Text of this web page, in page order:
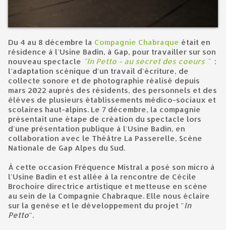
Du 4 au 8 décembre la Compagnie Chabraque était en
résidence à l'Usine Badin, à Gap, pour travailler sur son
nouveau spectacle "In Petto - au secret des coeurs " :
l'adaptation scénique d'un travail d'écriture, de
collecte sonore et de photographie réalisé depuis
mars 2022 auprès des résidents, des personnels et des
élèves de plusieurs établissements médico-sociaux et
scolaires haut-alpins. Le 7 décembre, la compagnie
présentait une étape de création du spectacle lors
d'une présentation publique à l'Usine Badin, en
collaboration avec le Théâtre La Passerelle, Scène
Nationale de Gap Alpes du Sud.
À cette occasion Fréquence Mistral a posé son micro à
l'Usine Badin et est allée à la rencontre de Cécile
Brochoire directrice artistique et metteuse en scène
au sein de la Compagnie Chabraque. Elle nous éclaire
sur la genèse et le développement du projet "In
Petto".